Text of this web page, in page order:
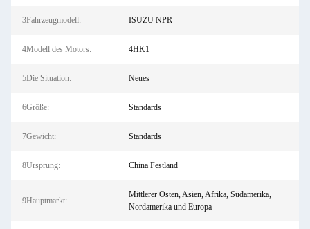
3Fahrzeugmodell: ISUZU NPR
4Modell des Motors: 4HK1
5Die Situation: Neues
6Größe: Standards
7Gewicht: Standards
8Ursprung: China Festland
9Hauptmarkt:
Mittlerer Osten, Asien, Afrika, Südamerika,
Nordamerika und Europa